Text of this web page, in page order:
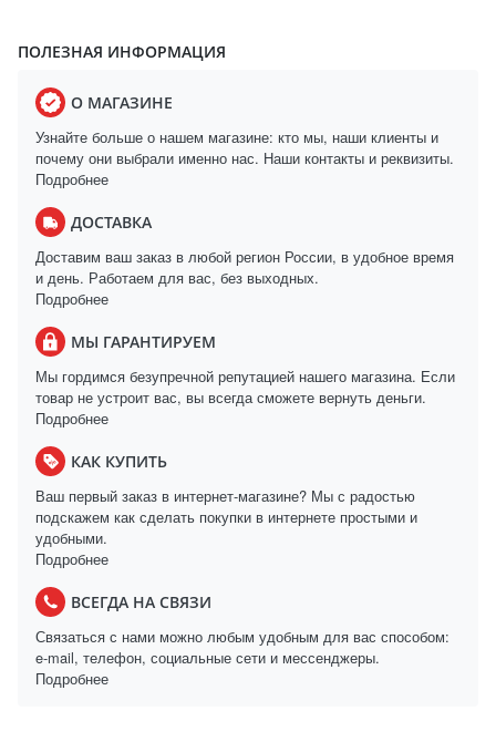
ПОЛЕЗНАЯ ИНФОРМАЦИЯ
О МАГАЗИНЕ
Узнайте больше о нашем магазине: кто мы, наши клиенты и
почему они выбрали именно нас. Наши контакты и реквизиты.
Подробнее
ДОСТАВКА
Доставим ваш заказ в любой регион России, в удобное время
и день. Работаем для вас, без выходных.
Подробнее
МЫ ГАРАНТИРУЕМ
Мы гордимся безупречной репутацией нашего магазина. Если
товар не устроит вас, вы всегда сможете вернуть деньги.
Подробнее
КАК КУПИТЬ
Ваш первый заказ в интернет-магазине? Мы с радостью
подскажем как сделать покупки в интернете простыми и
удобными.
Подробнее
ВСЕГДА НА СВЯЗИ
Связаться с нами можно любым удобным для вас способом:
e-mail, телефон, социальные сети и мессенджеры.
Подробнее